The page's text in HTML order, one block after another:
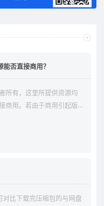
否直接商用？
所有，这里所提供资源均
商用。若由于商用引起版
对比下载完压缩包的与网盘